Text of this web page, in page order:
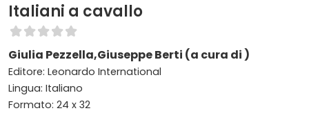
Italiani a cavallo
Giulia Pezzella,Giuseppe Berti (a cura di )
Editore: Leonardo International
Lingua: Italiano
Formato: 24 x 32